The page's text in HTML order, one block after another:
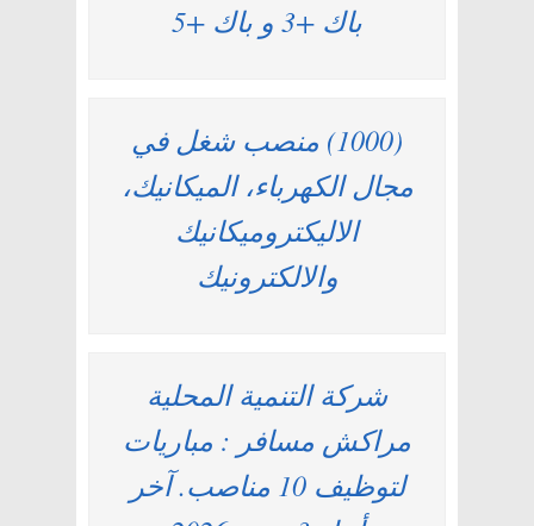
باك +3 و باك +5
(1000) منصب شغل في
مجال الكهرباء، الميكانيك،
الاليكتروميكانيك
والالكترونيك
شركة التنمية المحلية
مراكش مسافر : مباريات
لتوظيف 10 مناصب. آخر